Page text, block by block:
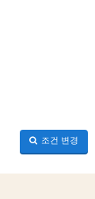
조건 변경